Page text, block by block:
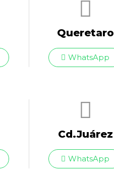
Queretaro
WhatsApp
Cd.Juárez
WhatsApp